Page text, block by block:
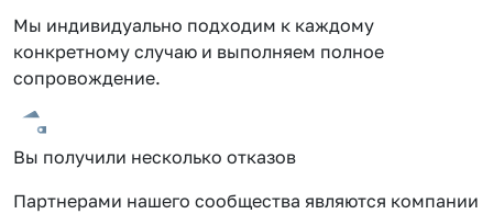
Мы индивидуально подходим к каждому
конкретному случаю и выполняем полное
сопровождение.
Вы получили несколько отказов
Партнерами нашего сообщества являются компании